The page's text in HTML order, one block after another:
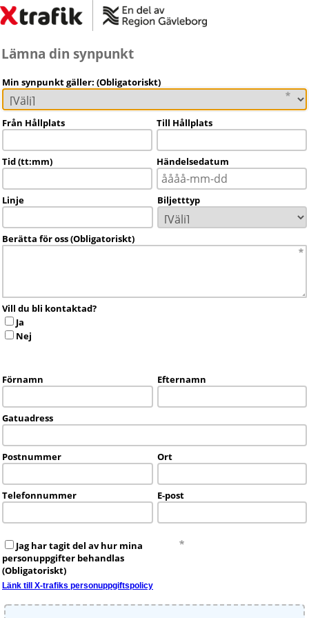
Lämna din synpunkt
Min synpunkt gäller: (Obligatoriskt)
Från Hållplats Till Hållplats
Tid (tt:mm) Händelsedatum
Linje Biljetttyp
Berätta för oss (Obligatoriskt)
Vill du bli kontaktad?
Ja
Nej
Förnamn Efternamn
Gatuadress
Postnummer Ort
Telefonnummer E-post
Jag har tagit del av hur mina
personuppgifter behandlas
(Obligatoriskt)
Länk till X-trafiks personuppgiftspolicy